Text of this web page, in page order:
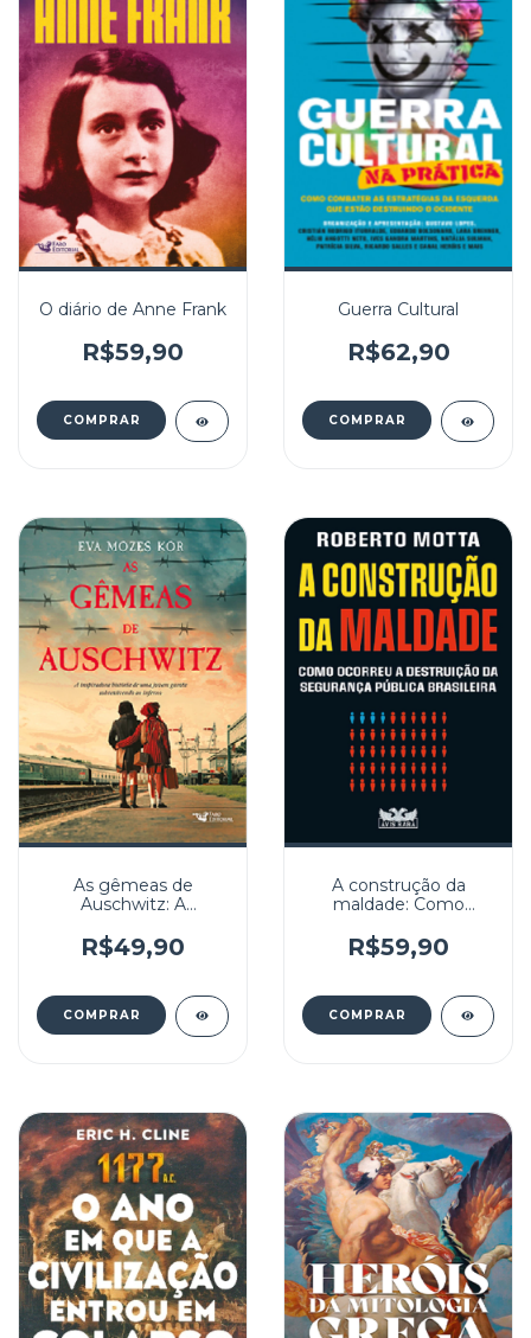
O diário de Anne Frank
R$59,90
Guerra Cultural
R$62,90
As gêmeas de
Auschwitz: A
uma jovem garota
sobrevivendo ao
R$49,90
A construção da
maldade: Como
da segurança
R$59,90